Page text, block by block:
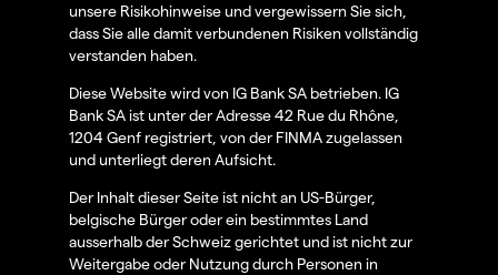
unsere Risikohinweise und vergewissern Sie sich,
dass Sie alle damit verbundenen Risiken vollständig
verstanden haben.
Diese Website wird von IG Bank SA betrieben. IG
Bank SA ist unter der Adresse 42 Rue du Rhône,
1204 Genf registriert, von der FINMA zugelassen
und unterliegt deren Aufsicht.
Der Inhalt dieser Seite ist nicht an US-Bürger,
belgische Bürger oder ein bestimmtes Land
ausserhalb der Schweiz gerichtet und ist nicht zur
Weitergabe oder Nutzung durch Personen in